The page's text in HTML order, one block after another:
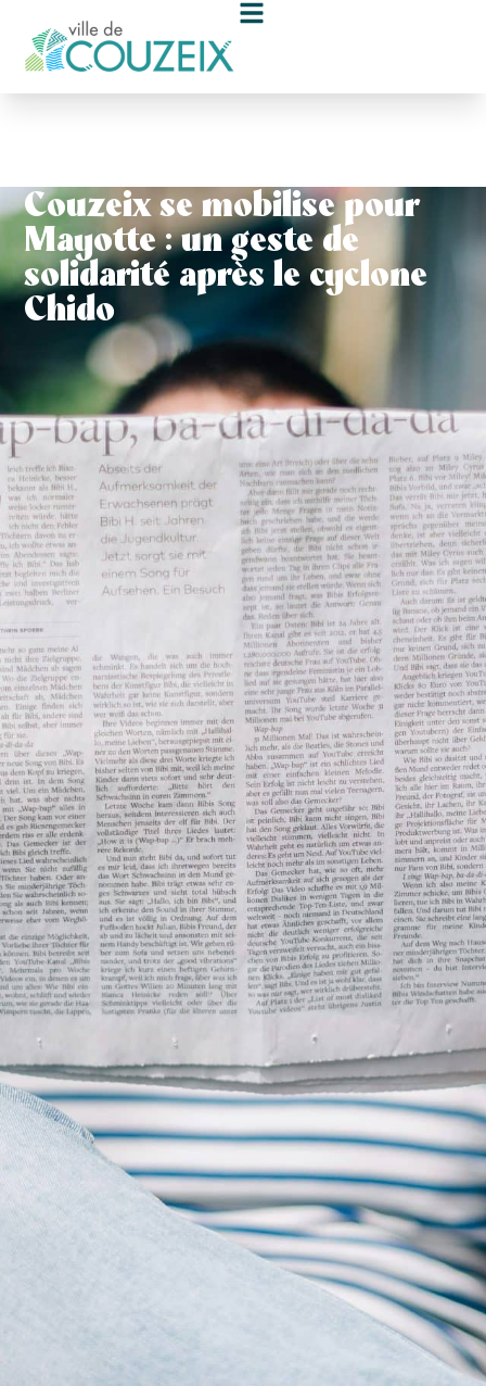
Couzeix se mobilise pour
Mayotte : un geste de
solidarité après le cyclone
Chido